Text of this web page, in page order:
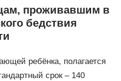
проживавшим в
бедствия
ребёнка, полагается
срок – 140